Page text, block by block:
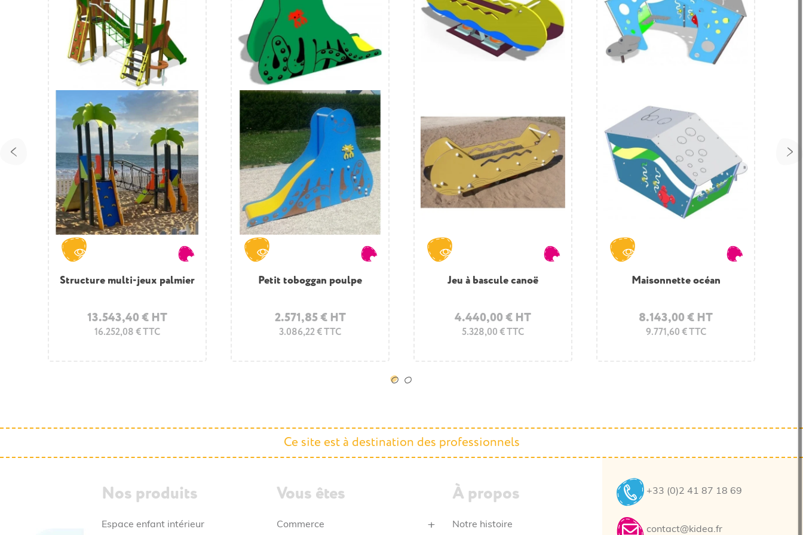
Structure multi-jeux palmier
13.543,40 € HT
16.252,08 € TTC
Petit toboggan poulpe
2.571,85 € HT
3.086,22 € TTC
Jeu à bascule canoë
4.440,00 € HT
5.328,00 € TTC
Maisonnette océan
8.143,00 € HT
9.771,60 € TTC
Jeu à ressort avion
1.700,20 € HT
2.040,24 € TTC
Jeu sur ressort pomme
1.716,85 € HT
2.060,22 € TTC
Jeu sur ressort puzzle
3.175,00 € HT
3.810,00 € TTC
Jeu à bascule renne
1.390,00 € HT
1.668,00 € TTC
Ce site est à destination des professionnels
Nos produits
Espace enfant intérieur
Vous êtes
Commerce
À propos
Notre histoire
+33 (0)2 41 87 18 69
contact@kidea.fr